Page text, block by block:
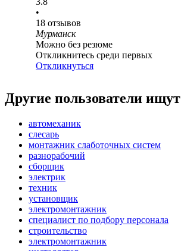
•
18 отзывов
Мурманск
Можно без резюме
Откликнитесь среди первых
Откликнуться
Другие пользователи ищут
автомеханик
слесарь
монтажник слаботочных систем
разнорабочий
сборщик
электрик
техник
установщик
электромонтажник
специалист по подбору персонала
строительство
электромонтажник